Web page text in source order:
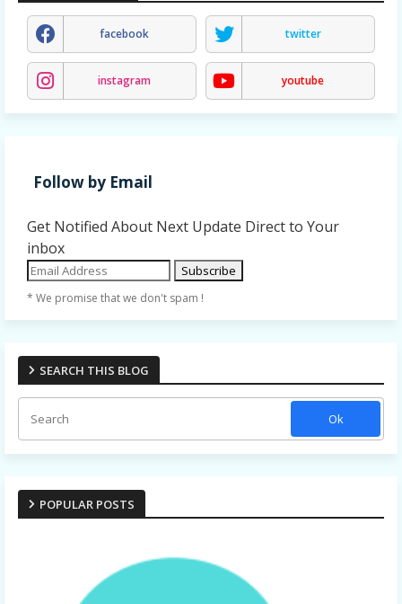
facebook twitter
instagram youtube
Follow by Email
Get Notified About Next Update Direct to Your
inbox
* We promise that we don't spam !
SEARCH THIS BLOG
POPULAR POSTS